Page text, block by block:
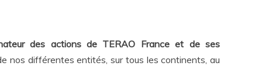
des actions de TERAO France et de ses
nos différentes entités, sur tous les continents, au